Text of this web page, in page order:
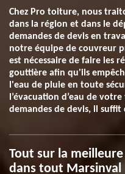
Chez Pro toiture, nous
dans la région et dans le
demandes de devis en
notre équipe de couvreur
est nécessaire de faire les
gouttière afin qu'ils
l'eau de pluie en toute
l’évacuation d’eau de
demandes de devis, il
Tout sur la
dans tout Marsinval